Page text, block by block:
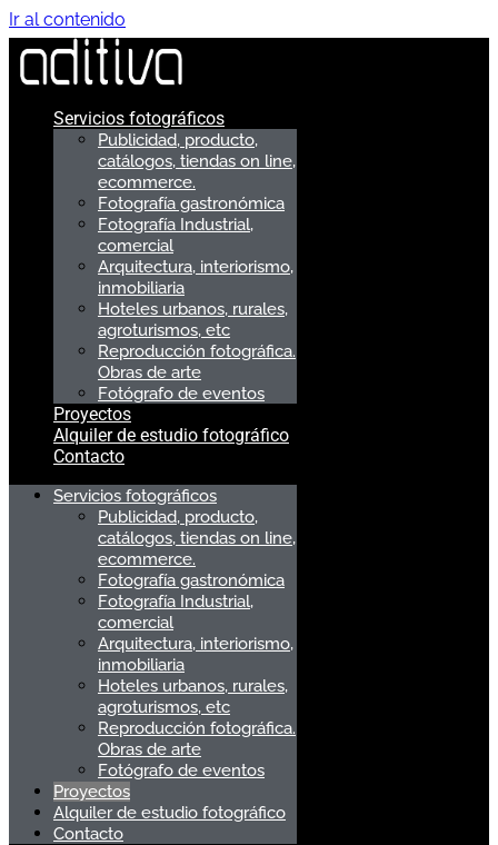
Ir al contenido
Servicios fotográficos
Publicidad, producto,
catálogos, tiendas on line,
ecommerce.
Fotografía gastronómica
Fotografía Industrial,
comercial
Arquitectura, interiorismo,
inmobiliaria
Hoteles urbanos, rurales,
agroturismos, etc
Reproducción fotográfica.
Obras de arte
Fotógrafo de eventos
Proyectos
Alquiler de estudio fotográfico
Contacto
Servicios fotográficos
Publicidad, producto,
catálogos, tiendas on line,
ecommerce.
Fotografía gastronómica
Fotografía Industrial,
comercial
Arquitectura, interiorismo,
inmobiliaria
Hoteles urbanos, rurales,
agroturismos, etc
Reproducción fotográfica.
Obras de arte
Fotógrafo de eventos
Proyectos
Alquiler de estudio fotográfico
Contacto